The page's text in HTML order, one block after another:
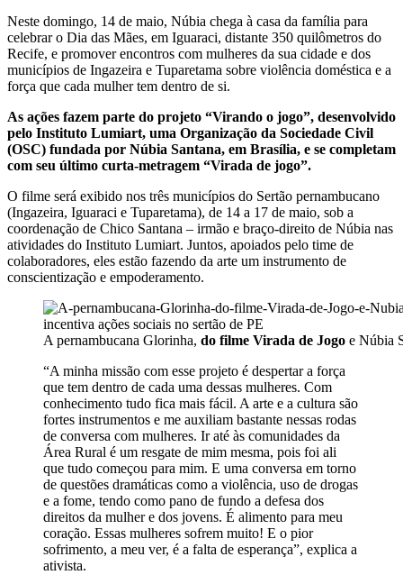
Neste domingo, 14 de maio, Núbia chega à casa da família para
celebrar o Dia das Mães, em Iguaraci, distante 350 quilômetros do
Recife, e promover encontros com mulheres da sua cidade e dos
municípios de Ingazeira e Tuparetama sobre violência doméstica e a
força que cada mulher tem dentro de si.
As ações fazem parte do projeto “Virando o jogo”, desenvolvido
pelo Instituto Lumiart, uma Organização da Sociedade Civil
(OSC) fundada por Núbia Santana, em Brasília, e se completam
com seu último curta-metragem “Virada de jogo”.
O filme será exibido nos três municípios do Sertão pernambucano
(Ingazeira, Iguaraci e Tuparetama), de 14 a 17 de maio, sob a
coordenação de Chico Santana – irmão e braço-direito de Núbia nas
atividades do Instituto Lumiart. Juntos, apoiados pelo time de
colaboradores, eles estão fazendo da arte um instrumento de
conscientização e empoderamento.
A pernambucana Glorinha, do filme Virada de Jogo e Núbia
“A minha missão com esse projeto é despertar a força
que tem dentro de cada uma dessas mulheres. Com
conhecimento tudo fica mais fácil. A arte e a cultura são
fortes instrumentos e me auxiliam bastante nessas rodas
de conversa com mulheres. Ir até às comunidades da
Área Rural é um resgate de mim mesma, pois foi ali
que tudo começou para mim. E uma conversa em torno
de questões dramáticas como a violência, uso de drogas
e a fome, tendo como pano de fundo a defesa dos
direitos da mulher e dos jovens. É alimento para meu
coração. Essas mulheres sofrem muito! E o pior
sofrimento, a meu ver, é a falta de esperança”, explica a
ativista.